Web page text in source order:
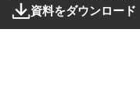
資料をダウンロード